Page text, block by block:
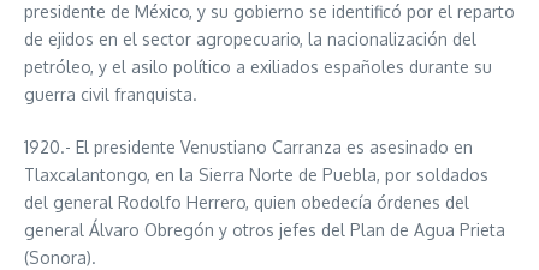
presidente de México, y su gobierno se identificó por el reparto
de ejidos en el sector agropecuario, la nacionalización del
petróleo, y el asilo político a exiliados españoles durante su
guerra civil franquista.
1920.- El presidente Venustiano Carranza es asesinado en
Tlaxcalantongo, en la Sierra Norte de Puebla, por soldados
del general Rodolfo Herrero, quien obedecía órdenes del
general Álvaro Obregón y otros jefes del Plan de Agua Prieta
(Sonora).